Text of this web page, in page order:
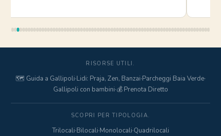
RISORSE UTILI.
🗺️ Guida a Gallipoli·Lidi: Praja, Zen, Banzai·Parcheggi Baia Verde·
Gallipoli con bambini·💰 Prenota Diretto
SCOPRI PER TIPOLOGIA.
Trilocali·Bilocali·Monolocali·Quadrilocali